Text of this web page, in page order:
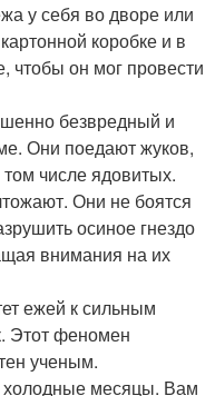
у себя во дворе или
коробке и в
чтобы он мог провести
безвредный и
Они поедают жуков,
числе ядовитых.
Они не боятся
осиное гнездо
внимания на их
ежей к сильным
Этот феномен
ученым.
холодные месяцы. Вам